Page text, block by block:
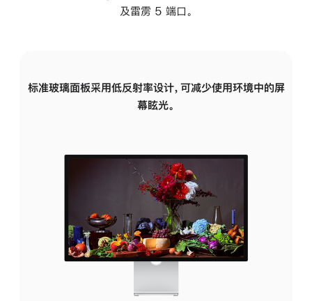
及雷雳 5 端口。
标准玻璃面板采用低反射率设计，可减少使用环境中的屏
幕眩光。